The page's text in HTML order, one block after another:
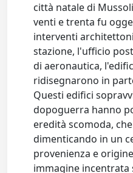
città natale di
venti e trenta fu
interventi
stazione, l'ufficio
di aeronautica,
ridisegnarono in
Questi edifici
dopoguerra hanno
eredità scomoda,
dimenticando in un
provenienza e
immagine incentrata